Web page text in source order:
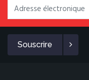
Souscrire